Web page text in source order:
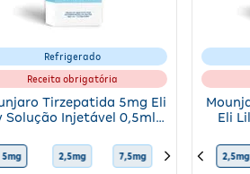
Refrigerado
Receita obrigatória
Tirzepatida 5mg Eli
Solução Injetável 0,5ml +
5mg 2,5mg 7,5mg 10mg
Eli
10mg 15mg 12,5mg 2,5mg